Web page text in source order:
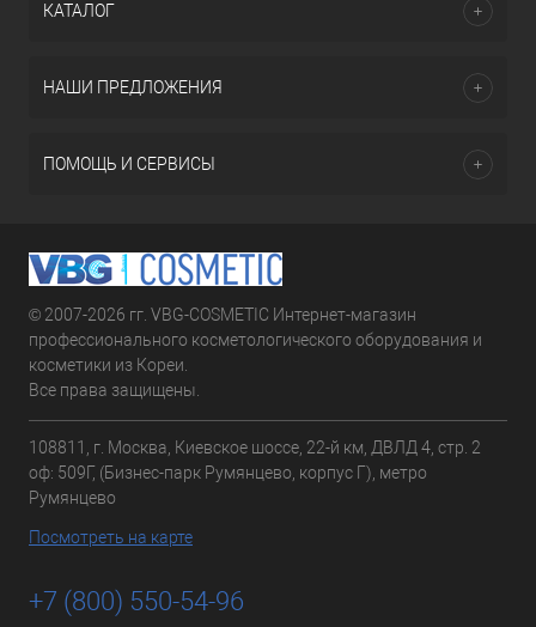
КАТАЛОГ
НАШИ ПРЕДЛОЖЕНИЯ
ПОМОЩЬ И СЕРВИСЫ
© 2007-2026 гг. VBG-COSMETIC Интернет-магазин
профессионального косметологического оборудования и
косметики из Кореи.
Все права защищены.
108811, г. Москва, Киевское шоссе, 22-й км, ДВЛД 4, стр. 2
оф: 509Г, (Бизнес-парк Румянцево, корпус Г), метро
Румянцево
Посмотреть на карте
+7 (800) 550-54-96